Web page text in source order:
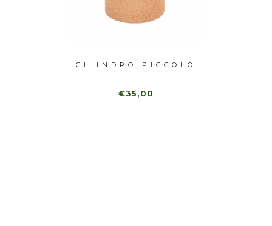
CILINDRO PICCOLO
€35,00